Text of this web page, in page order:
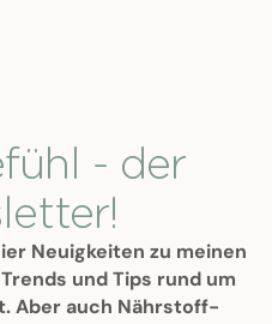
- der
Neuigkeiten zu meinen
und Tips rund um
Aber auch Nährstoff-